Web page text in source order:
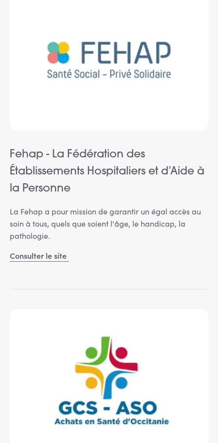
Fehap - La Fédération des
Établissements Hospitaliers et d’Aide à
la Personne
La Fehap a pour mission de garantir un égal accès au
soin à tous, quels que soient l'âge, le handicap, la
pathologie.
Consulter le site